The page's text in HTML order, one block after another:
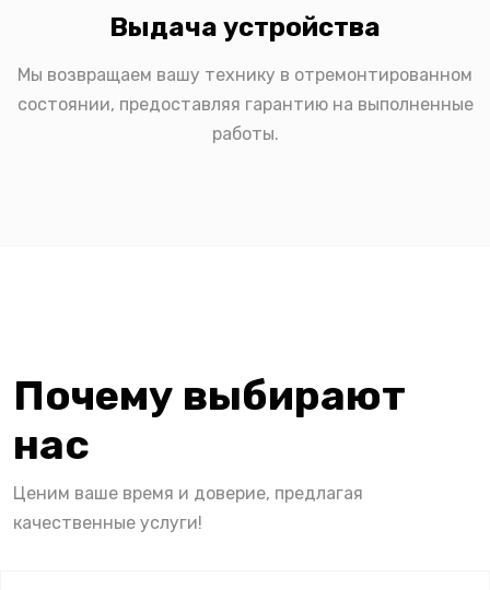
Выдача устройства
Мы возвращаем вашу технику в отремонтированном
состоянии, предоставляя гарантию на выполненные
работы.
Почему выбирают
нас
Ценим ваше время и доверие, предлагая
качественные услуги!